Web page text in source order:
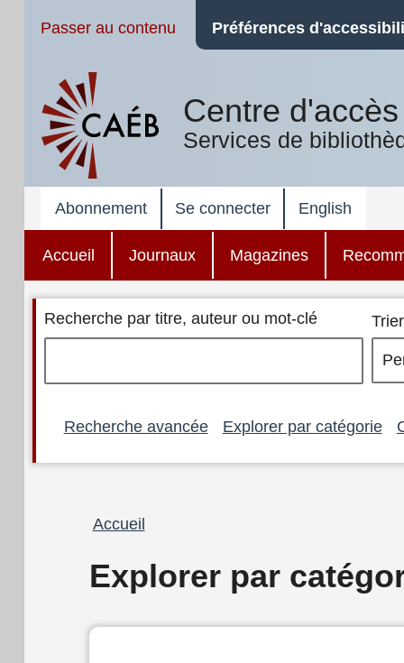
Passer au contenu Préférences
Centre
Services de
Abonnement Se connecter English
Accueil Journaux Magazines
Recherche par titre, auteur ou mot-clé Trier
Recherche avancée Explorer par catégorie
Fil
Accueil
Explorer par